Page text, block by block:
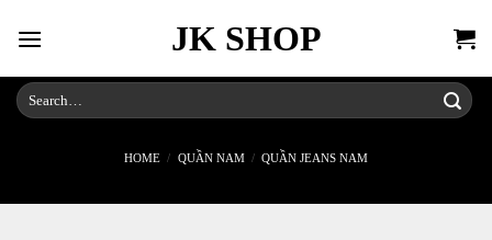
JK SHOP
Search
for:
HOME / QUẦN NAM / QUẦN JEANS NAM